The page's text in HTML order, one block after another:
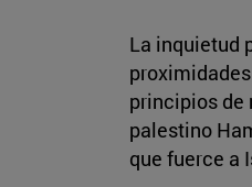
La inquietud
principios de
palestino
que fuerce a